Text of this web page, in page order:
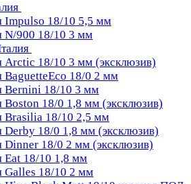
Impulso 18/10 5,5 мм
N/900 18/10 3 мм
Arctic 18/10 3 мм (эксклюзив)
BaguetteEco 18/0 2 мм
Bernini 18/10 3 мм
Boston 18/0 1,8 мм (эксклюзив)
Brasilia 18/10 2,5 мм
Derby 18/0 1,8 мм (эксклюзив)
Dinner 18/0 2 мм (эксклюзив)
Eat 18/10 1,8 мм
Galles 18/10 2 мм